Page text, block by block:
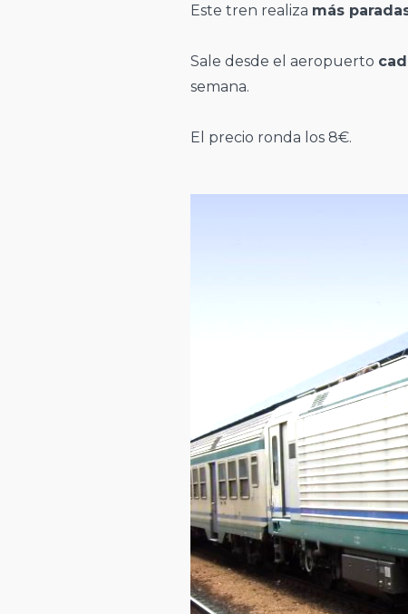
Este tren realiza más
Sale desde el aeropuerto
semana.
El precio ronda los 8€.